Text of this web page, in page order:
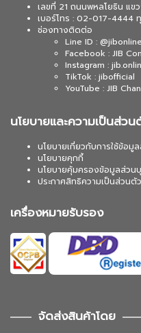
เลขที่ 21 ถนนพหลโยธิน แข
เบอร์โทร : 02-017-4444
ช่องทางติดต่อ
Line ID : @jibonline
Facebook : JIB
Instagram :
TikTok : jibofficial
YouTube : JIB
นโยบายและความเป็นส่วน
นโยบายเกี่ยวกับการใช้ข้อมู
นโยบายคุกกี้
นโยบายคุ้มครองข้อมูลส่วน
ประกาศสิทธิความเป็นส่วน
เครื่องหมายรับรอง
จัดส่งสินค้าโดย